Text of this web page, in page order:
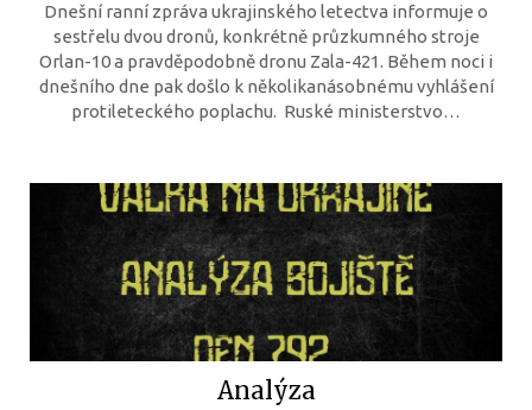
Dnešní ranní zpráva ukrajinského letectva informuje o
sestřelu dvou dronů, konkrétně průzkumného stroje
Orlan-10 a pravděpodobně dronu Zala-421. Během noci i
dnešního dne pak došlo k několikanásobnému vyhlášení
protileteckého poplachu. Ruské ministerstvo…
Analýza